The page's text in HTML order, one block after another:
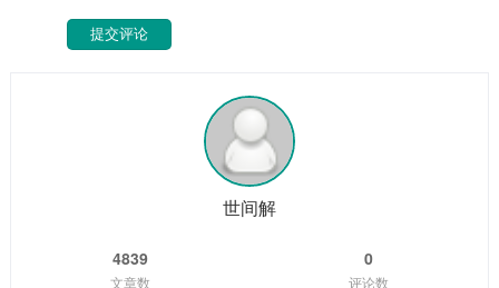
提交评论
世间解
4839
文章数
0
评论数